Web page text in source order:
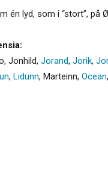
én lyd, som i “stort”,
, Jonhild, Jorand, Jorik,
, Lidunn, Marteinn, Ocean,